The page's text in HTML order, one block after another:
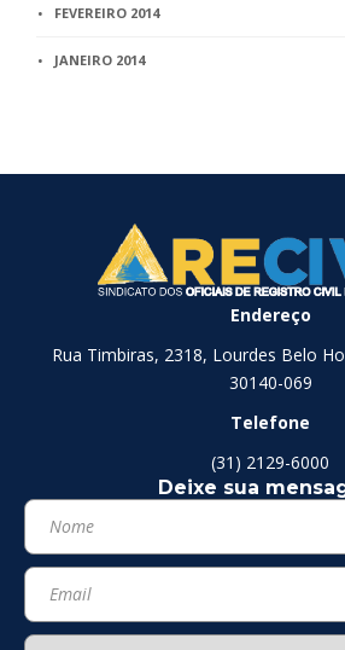
FEVEREIRO 2014
JANEIRO 2014
Endereço
Rua Timbiras, 2318, Lourdes Belo
30140-069
Telefone
(31) 2129-6000
Deixe sua